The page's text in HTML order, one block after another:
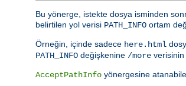
Bu yönerge, istekte dosya isminden
belirtilen yol verisi PATH_INFO ortam
Örneğin, içinde sadece here.html
PATH_INFO değişkenine /more verisinin
AcceptPathInfo yönergesine